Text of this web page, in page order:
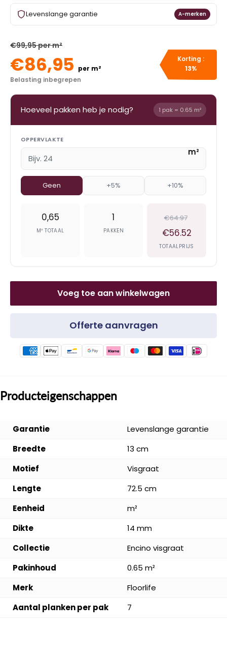
Levenslange garantie A-merken
€99,95 per m²
€86,95 per m²
Belasting inbegrepen
Korting :
13%
Hoeveel pakken heb je nodig? 1 pak = 0.65 m²
OPPERVLAKTE
m²
Geen +5% +10%
0,65
M² TOTAAL
1
PAKKEN
€64.97
€56.52
TOTAALPRIJS
Voeg toe aan winkelwagen
Offerte aanvragen
Producteigenschappen
Garantie
Levenslange garantie
Breedte
13 cm
Motief
Visgraat
Lengte
72.5 cm
Eenheid
m²
Dikte
14 mm
Collectie
Encino visgraat
Pakinhoud
0.65 m²
Merk
Floorlife
Aantal planken per pak
7